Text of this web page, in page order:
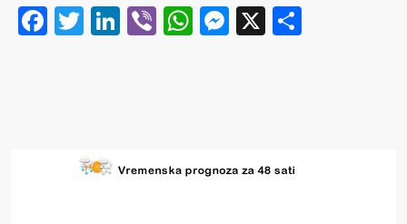
Facebook
Twitter
LinkedIn
ViberWhatsApp
Messenger
X